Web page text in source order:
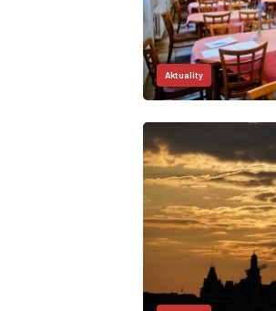
Aktuality